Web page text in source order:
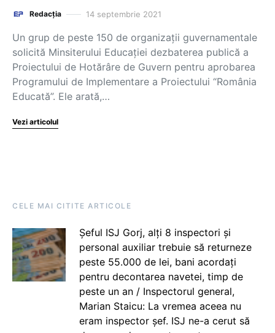
Redacția 14 septembrie 2021
Un grup de peste 150 de organizații guvernamentale
solicită Minsiterului Educației dezbaterea publică a
Proiectului de Hotărâre de Guvern pentru aprobarea
Programului de Implementare a Proiectului “România
Educată”. Ele arată,…
Vezi articolul
CELE MAI CITITE ARTICOLE
Șeful ISJ Gorj, alți 8 inspectori și
personal auxiliar trebuie să returneze
peste 55.000 de lei, bani acordați
pentru decontarea navetei, timp de
peste un an / Inspectorul general,
Marian Staicu: La vremea aceea nu
eram inspector șef. ISJ ne-a cerut să